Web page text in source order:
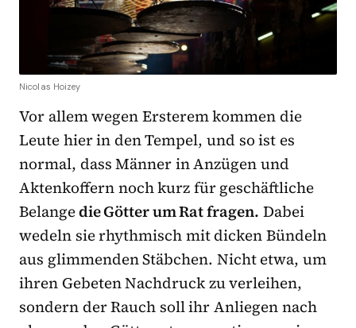
Nicolas Hoizey
Vor allem wegen Ersterem kommen die
Leute hier in den Tempel, und so ist es
normal, dass Männer in Anzügen und
Aktenkoffern noch kurz für geschäftliche
Belangedie Götter um Rat fragen. Dabei
wedeln sie rhythmisch mit dicken Bündeln
aus glimmenden Stäbchen. Nicht etwa, um
ihren Gebeten Nachdruck zu verleihen,
sondern der Rauch soll ihr Anliegen nach